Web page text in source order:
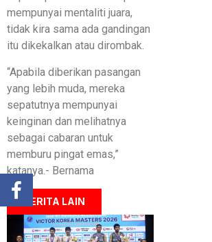
mempunyai mentaliti juara,
tidak kira sama ada gandingan
itu dikekalkan atau dirombak.
“Apabila diberikan pasangan
yang lebih muda, mereka
sepatutnya mempunyai
keinginan dan melihatnya
sebagai cabaran untuk
memburu pingat emas,”
katanya.- Bernama
BERITA LAIN